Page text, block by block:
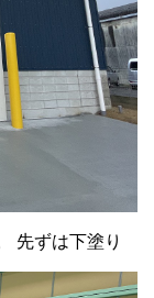
先ずは下塗り